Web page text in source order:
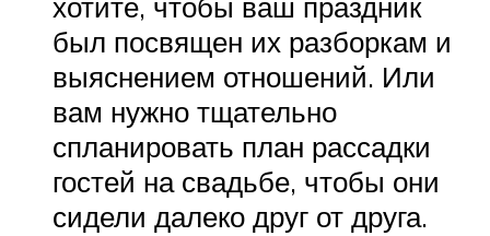
был посвящен их разборкам и
выяснением отношений. Или
вам нужно тщательно
спланировать план рассадки
гостей на свадьбе, чтобы они
сидели далеко друг от друга.